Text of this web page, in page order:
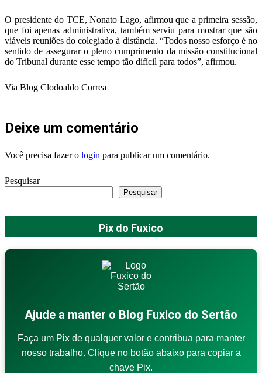
O presidente do TCE, Nonato Lago, afirmou que a primeira sessão,
que foi apenas administrativa, também serviu para mostrar que são
viáveis reuniões do colegiado à distância. “Todos nosso esforço é no
sentido de assegurar o pleno cumprimento da missão constitucional
do Tribunal durante esse tempo tão difícil para todos”, afirmou.
Via Blog Clodoaldo Correa
Deixe um comentário
Você precisa fazer o login para publicar um comentário.
Pesquisar
Pesquisar
Pix do Fuxico
Ajude a manter o Blog Fuxico do Sertão
Faça um Pix de qualquer valor e contribua para manter
nosso trabalho. Clique no botão abaixo para copiar a
chave Pix.